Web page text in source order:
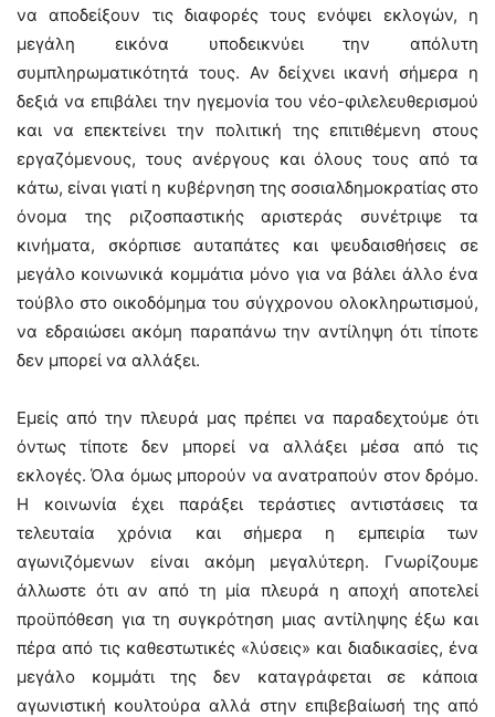
να αποδείξουν τις διαφορές τους ενόψει εκλογών, η
μεγάλη εικόνα υποδεικνύει την απόλυτη
συμπληρωματικότητά τους. Αν δείχνει ικανή σήμερα η
δεξιά να επιβάλει την ηγεμονία του νέο-φιλελευθερισμού
και να επεκτείνει την πολιτική της επιτιθέμενη στους
εργαζόμενους, τους ανέργους και όλους τους από τα
κάτω, είναι γιατί η κυβέρνηση της σοσιαλδημοκρατίας στο
όνομα της ριζοσπαστικής αριστεράς συνέτριψε τα
κινήματα, σκόρπισε αυταπάτες και ψευδαισθήσεις σε
μεγάλο κοινωνικά κομμάτια μόνο για να βάλει άλλο ένα
τούβλο στο οικοδόμημα του σύγχρονου ολοκληρωτισμού,
να εδραιώσει ακόμη παραπάνω την αντίληψη ότι τίποτε
δεν μπορεί να αλλάξει.
Εμείς από την πλευρά μας πρέπει να παραδεχτούμε ότι
όντως τίποτε δεν μπορεί να αλλάξει μέσα από τις
εκλογές. Όλα όμως μπορούν να ανατραπούν στον δρόμο.
Η κοινωνία έχει παράξει τεράστιες αντιστάσεις τα
τελευταία χρόνια και σήμερα η εμπειρία των
αγωνιζόμενων είναι ακόμη μεγαλύτερη. Γνωρίζουμε
άλλωστε ότι αν από τη μία πλευρά η αποχή αποτελεί
προϋπόθεση για τη συγκρότηση μιας αντίληψης έξω και
πέρα από τις καθεστωτικές «λύσεις» και διαδικασίες, ένα
μεγάλο κομμάτι της δεν καταγράφεται σε κάποια
αγωνιστική κουλτούρα αλλά στην επιβεβαίωσή της από